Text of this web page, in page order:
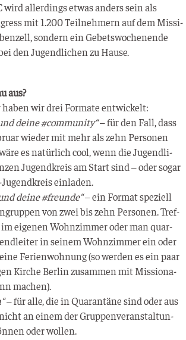
wird aller­dings etwas anders sein als
mit 1.200 Teil­neh­mern auf dem Mis­si­
son­dern ein Gebets­wo­chen­en­de
den Jugend­li­chen zu Hause.
aus?
wir drei For­ma­te entwickelt:
dei­ne #com­mu­ni­ty“– für den Fall, dass
wie­der mit mehr als zehn Per­so­nen
es natür­lich cool, wenn die Jugend­li­
Jugend­kreis am Start sind – oder sogar
einladen.
dei­ne #freun­de“– ein For­mat spe­zi­ell
von zwei bis zehn Per­so­nen. Tref­
eige­nen Wohn­zim­mer oder man quar­
in sei­nem Wohn­zim­mer ein oder
Feri­en­woh­nung (so wer­den es ein paar
Kir­che Ber­lin zusam­men mit Mis­sio­na­
machen).
– für alle, die in Qua­ran­tä­ne sind oder aus
an einem der Grup­pen­ver­an­stal­tun­
oder wollen.